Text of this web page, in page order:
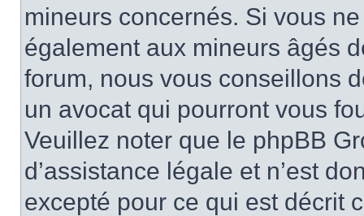
mineurs concernés. Si vous
également aux mineurs âgés
forum, nous vous conseillons
un avocat qui pourront vous
Veuillez noter que le phpBB
d’assistance légale et n’est
excepté pour ce qui est décrit